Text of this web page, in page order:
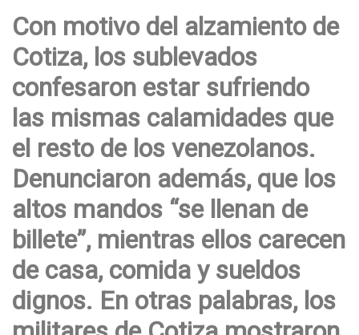
Con motivo del alzamiento de
Cotiza, los sublevados
confesaron estar sufriendo
las mismas calamidades que
el resto de los venezolanos.
Denunciaron además, que los
altos mandos “se llenan de
billete”, mientras ellos carecen
de casa, comida y sueldos
dignos. En otras palabras, los